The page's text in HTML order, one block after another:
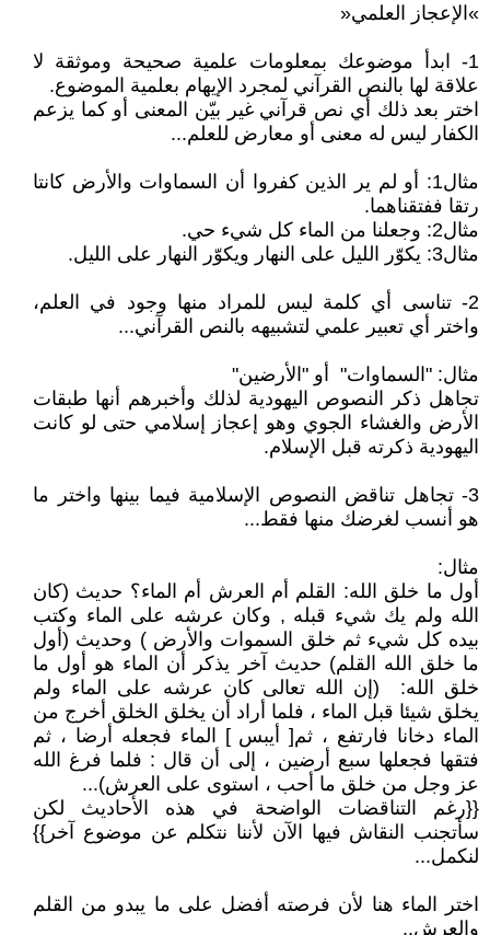
»الإعجاز العلمي«
1- ابدأ موضوعك بمعلومات علمية صحيحة وموثقة لا
علاقة لها بالنص القرآني لمجرد الإيهام بعلمية الموضوع.
اختر بعد ذلك أي نص قرآني غير بيّن المعنى أو كما يزعم
الكفار ليس له معنى أو معارض للعلم...
مثال1: أو لم ير الذين كفروا أن السماوات والأرض كانتا
رتقا ففتقناهما.
مثال2: وجعلنا من الماء كل شيء حي.
مثال3: يكوّر الليل على النهار ويكوّر النهار على الليل.
2- تناسى أي كلمة ليس للمراد منها وجود في العلم،
واختر أي تعبير علمي لتشبيهه بالنص القرآني...
مثال: "السماوات" أو "الأرضين"
تجاهل ذكر النصوص اليهودية لذلك وأخبرهم أنها طبقات
الأرض والغشاء الجوي وهو إعجاز إسلامي حتى لو كانت
اليهودية ذكرته قبل الإسلام.
3- تجاهل تناقض النصوص الإسلامية فيما بينها واختر ما
هو أنسب لغرضك منها فقط...
مثال:
أول ما خلق الله: القلم أم العرش أم الماء؟ حديث (كان
الله ولم يك شيء قبله , وكان عرشه على الماء وكتب
بيده كل شيء ثم خلق السموات والأرض ) وحديث (أول
ما خلق الله القلم) حديث آخر يذكر أن الماء هو أول ما
خلق الله: (إن الله تعالى كان عرشه على الماء ولم
يخلق شيئا قبل الماء ، فلما أراد أن يخلق الخلق أخرج من
الماء دخانا فارتفع ، ثم[ أيبس ] الماء فجعله أرضا ، ثم
فتقها فجعلها سبع أرضين ، إلى أن قال : فلما فرغ الله
عز وجل من خلق ما أحب ، استوى على العرش)...
{{رغم التناقضات الواضحة في هذه الأحاديث لكن
سأتجنب النقاش فيها الآن لأننا نتكلم عن موضوع آخر}}
لنكمل...
اختر الماء هنا لأن فرصته أفضل على ما يبدو من القلم
والعرش..